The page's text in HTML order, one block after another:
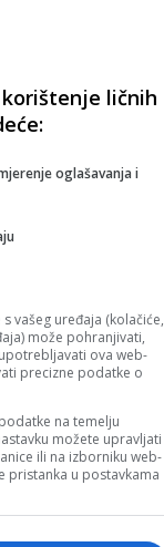
korištenje ličnih
oglašavanja i
vašeg uređaja (kolačiće,
može pohranjivati,
ova web-
precizne podatke o
na temelju
možete upravljati
ili na izborniku web-
pristanka u postavkama